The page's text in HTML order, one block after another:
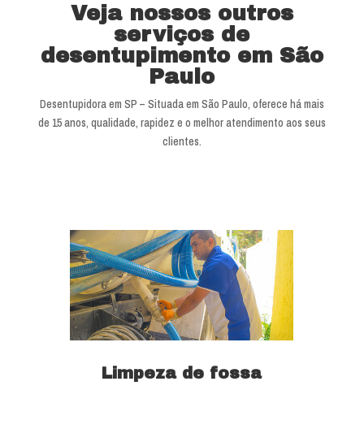
Veja nossos outros
serviços de
desentupimento em São
Paulo
Desentupidora em SP – Situada em São Paulo, oferece há mais
de 15 anos, qualidade, rapidez e o melhor atendimento aos seus
clientes.
Limpeza de fossa